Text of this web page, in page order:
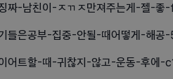
짜-남친이-ㅈㄲㅈ만져주는게-젤-
들은공부-집중-안될-때어떻게-해
어트할-때-귀찮지-않고-운동-후에-